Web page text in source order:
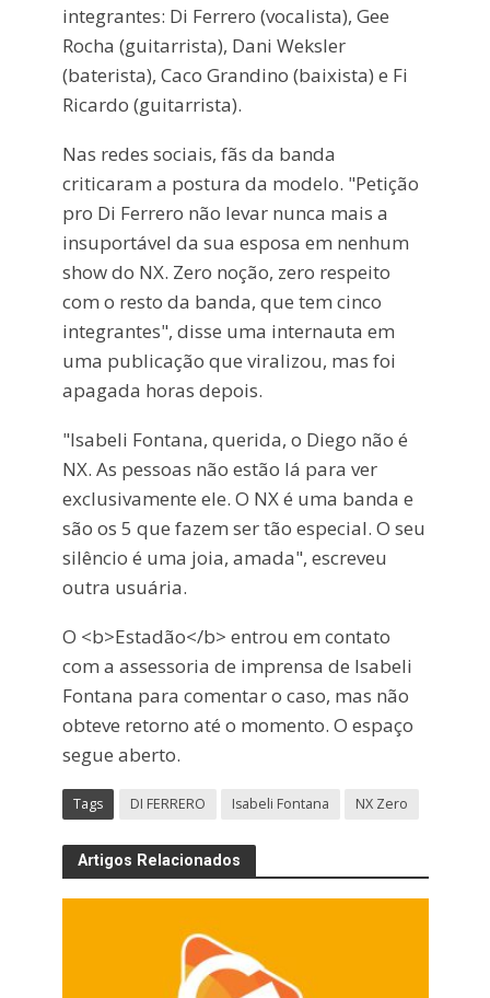
integrantes: Di Ferrero (vocalista), Gee
Rocha (guitarrista), Dani Weksler
(baterista), Caco Grandino (baixista) e Fi
Ricardo (guitarrista).
Nas redes sociais, fãs da banda
criticaram a postura da modelo. "Petição
pro Di Ferrero não levar nunca mais a
insuportável da sua esposa em nenhum
show do NX. Zero noção, zero respeito
com o resto da banda, que tem cinco
integrantes", disse uma internauta em
uma publicação que viralizou, mas foi
apagada horas depois.
"Isabeli Fontana, querida, o Diego não é
NX. As pessoas não estão lá para ver
exclusivamente ele. O NX é uma banda e
são os 5 que fazem ser tão especial. O seu
silêncio é uma joia, amada", escreveu
outra usuária.
O <b>Estadão</b> entrou em contato
com a assessoria de imprensa de Isabeli
Fontana para comentar o caso, mas não
obteve retorno até o momento. O espaço
segue aberto.
Tags DI FERRERO Isabeli Fontana NX Zero
Artigos Relacionados